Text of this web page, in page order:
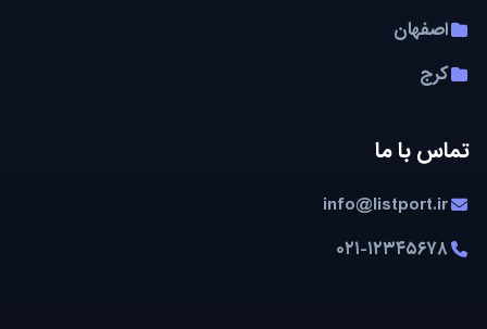
اصفهان
کرج
تماس با ما
info@listport.ir
۰۲۱-۱۲۳۴۵۶۷۸